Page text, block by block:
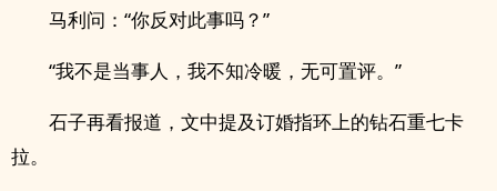
马利问：“你反对此事吗？”
“我不是当事人，我不知冷暖，无可置评。”
石子再看报道，文中提及订婚指环上的钻石重七卡
拉。